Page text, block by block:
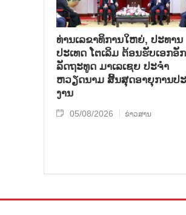
ທ່ານເລຂາທິການໃຫຍ່, ປະທານ
ປະເທດ ໂຕເລິມ ຕ້ອນຮັບເອກອັ
ລັດຖະທູດ ມາເລເຊຍ ປະຈຳ
ຫວຽດນາມ ສິ້ນສຸດອາຍຸການປ
ງານ
05/08/2026 ຂ່າວສານ